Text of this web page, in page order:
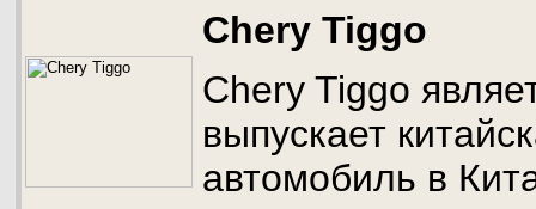
Chery Tiggo
Chery Tiggo
выпускает
автомобиль в